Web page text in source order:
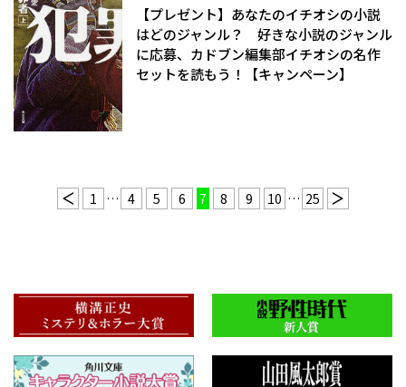
【プレゼント】あなたのイチオシの小説
はどのジャンル？ 好きな小説のジャンル
に応募、カドブン編集部イチオシの名作
セットを読もう！【キャンペーン】
1 … 4 5 6 7 8 9 10 … 25